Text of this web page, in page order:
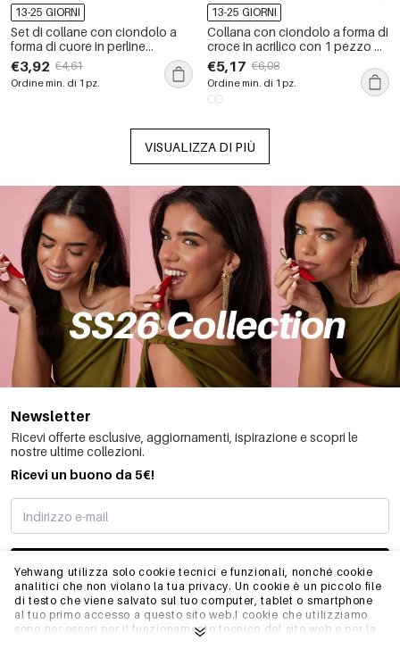
Yehwang utilizza solo cookie tecnici e funzionali, nonché cookie
analitici che non violano la tua privacy. Un cookie è un piccolo file
di testo che viene salvato sul tuo computer, tablet o smartphone
al tuo primo accesso a questo sito web.I cookie che utilizziamo
sono necessari per il funzionamento tecnico del sito web e per la
13-25 GIORNI
Set di collane con ciondolo a
forma di cuore in perline
acriliche retrò color oro
€3,92 €4,61
Ordine min. di 1 pz.
13-25 GIORNI
Collana con ciondolo a forma di
croce in acrilico con 1 pezzo di
perline
€5,17 €6,08
Ordine min. di 1 pz.
VISUALIZZA DI PIÙ
Newsletter
Ricevi offerte esclusive, aggiornamenti, ispirazione e scopri le
nostre ultime collezioni.
Ricevi un buono da 5€!
MI STO REGISTRANDO
INFO